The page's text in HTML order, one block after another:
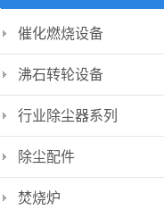
催化燃烧设备
沸石转轮设备
行业除尘器系列
除尘配件
焚烧炉